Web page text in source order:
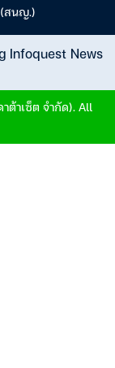
สนญ.)
Infoquest News
าเซ็ต จำกัด). All